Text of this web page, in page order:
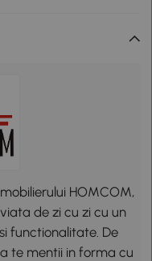
HOMCOM,
de zi cu zi cu un
functionalitate. De
te mentii in forma cu